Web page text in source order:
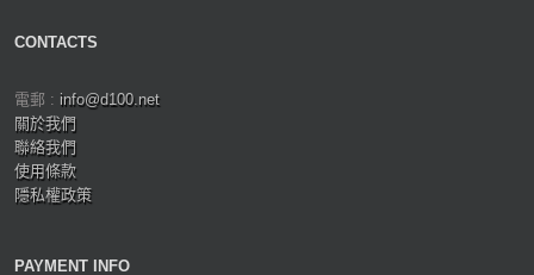
CONTACTS
電郵 : info@d100.net
關於我們
聯絡我們
使用條款
隱私權政策
PAYMENT INFO